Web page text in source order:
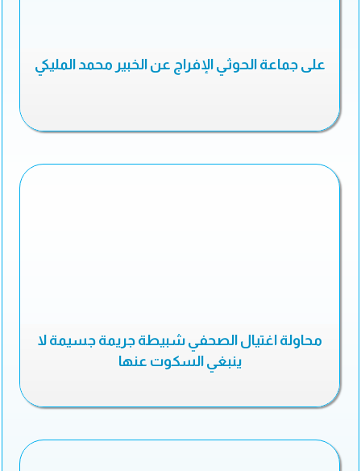
على جماعة الحوثي الإفراج عن الخبير محمد المليكي
محاولة اغتيال الصحفي شبيطة جريمة جسيمة لا
ينبغي السكوت عنها